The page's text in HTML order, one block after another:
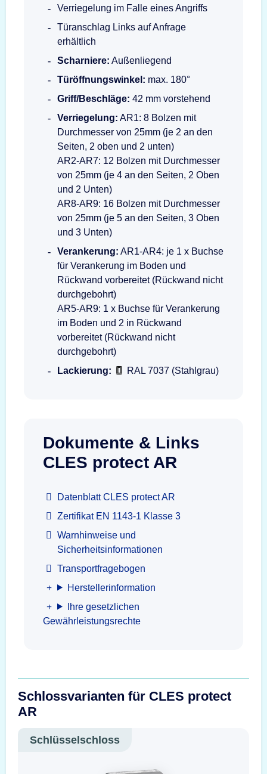
Verriegelung im Falle eines Angriffs
Türanschlag Links auf Anfrage
erhältlich
Scharniere: Außenliegend
Türöffnungswinkel: max. 180°
Griff/Beschläge: 42 mm vorstehend
Verriegelung: AR1: 8 Bolzen mit
Durchmesser von 25mm (je 2 an den
Seiten, 2 oben und 2 unten)
AR2-AR7: 12 Bolzen mit Durchmesser
von 25mm (je 4 an den Seiten, 2 Oben
und 2 Unten)
AR8-AR9: 16 Bolzen mit Durchmesser
von 25mm (je 5 an den Seiten, 3 Oben
und 3 Unten)
Verankerung: AR1-AR4: je 1 x Buchse
für Verankerung im Boden und
Rückwand vorbereitet (Rückwand nicht
durchgebohrt)
AR5-AR9: 1 x Buchse für Verankerung
im Boden und 2 in Rückwand
vorbereitet (Rückwand nicht
durchgebohrt)
Lackierung:
RAL 7037 (Stahlgrau)
Dokumente & Links
CLES protect AR
Datenblatt CLES protect AR
Zertifikat EN 1143-1 Klasse 3
Warnhinweise und
Sicherheitsinformationen
Transportfragebogen
Herstellerinformation
Ihre gesetzlichen
Gewährleistungsrechte
Schlossvarianten für CLES protect
AR
Schlüsselschloss